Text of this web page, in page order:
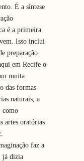
É a síntese
é a primeira
Isso inclui
preparação
em Recife o
muita
das formas
naturais, a
como
artes oratórias
faz a
já dizia